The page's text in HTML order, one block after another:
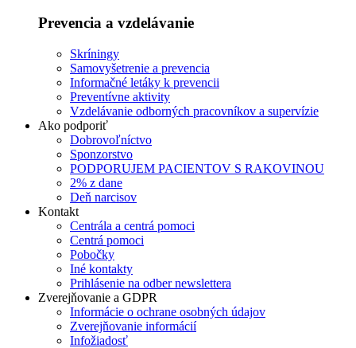
Prevencia a vzdelávanie
Skríningy
Samovyšetrenie a prevencia
Informačné letáky k prevencii
Preventívne aktivity
Vzdelávanie odborných pracovníkov a supervízie
Ako podporiť
Dobrovoľníctvo
Sponzorstvo
PODPORUJEM PACIENTOV S RAKOVINOU
2% z dane
Deň narcisov
Kontakt
Centrála a centrá pomoci
Centrá pomoci
Pobočky
Iné kontakty
Prihlásenie na odber newslettera
Zverejňovanie a GDPR
Informácie o ochrane osobných údajov
Zverejňovanie informácií
Infožiadosť